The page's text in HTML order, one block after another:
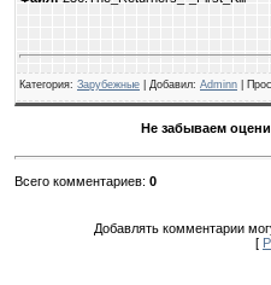
Категория: Зарубежные | Добавил: Adminn
Не забываем
Всего комментариев: 0
Добавлять комментарии
[